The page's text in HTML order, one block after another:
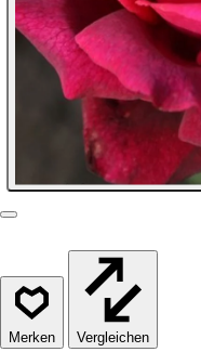
Vergleichen